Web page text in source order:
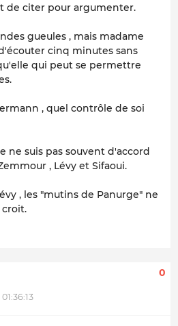
de citer pour argumenter.
gueules , mais madame
cinq minutes sans
qui peut se permettre
, quel contrôle de soi
ne suis pas souvent d'accord
, Lévy et Sifaoui.
, les "mutins de Panurge" ne
croit.
0